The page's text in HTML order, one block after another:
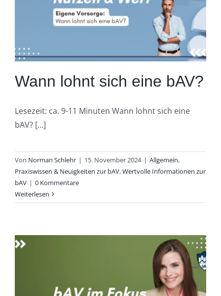
Wann lohnt sich eine bAV?
Lesezeit: ca. 9-11 Minuten Wann lohnt sich eine
bAV? [...]
Von Norman Schlehr | 15. November 2024 | Allgemein,
Praxiswissen & Neuigkeiten zur bAV,Wertvolle Informationen zur
bAV | 0 Kommentare
Weiterlesen